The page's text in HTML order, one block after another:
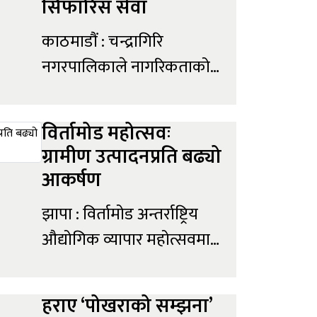
सिफारिस सेवा
काठमाडौं : चन्द्रागिरि
नगरपालिकाले नागरिकताको
गरेको छ । काठमाडौँ
उपत्यकाभित्र पहिलोपटक
नगरपालिकाले वडा नं १२
बलम्बुबाट सो सेवाको थालनी
गरेको हो । यसका लागि
गृहमन्त्रालय, जिल्ला प्रशासन
र सहकार्यमा नगरपालिकाले
विर्तामोड महोत्सवः
ग्रामीण उत्पादनप्रति बढ्यो
आकर्षण
झापा : विर्तामोड अन्तर्राष्ट्रिय
औद्योगिक व्यापार महोत्सवमा
कोशीको ताप्लेजुङसम्मका
हराए ‘पोखराको सम्झना’